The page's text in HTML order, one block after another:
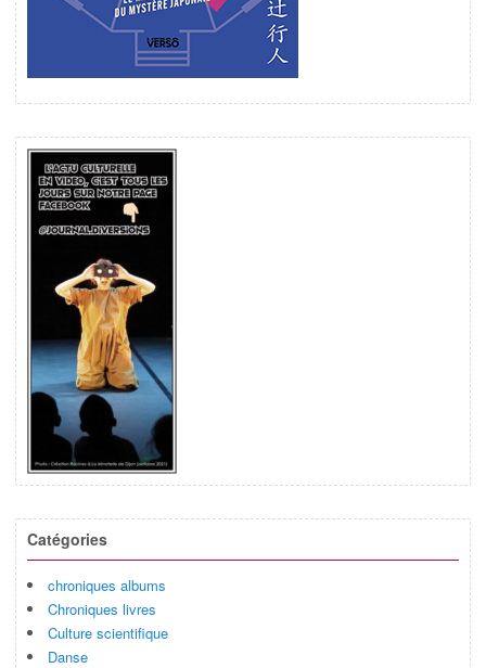
Catégories
chroniques albums
Chroniques livres
Culture scientifique
Danse